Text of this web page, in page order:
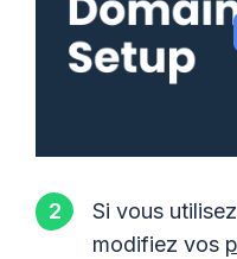
Si vous
modifiez vos